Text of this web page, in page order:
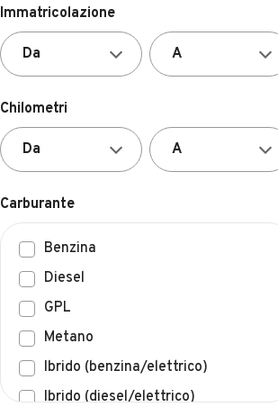
Immatricolazione
Chilometri
Carburante
Benzina
Diesel
GPL
Metano
Ibrido (benzina/elettrico)
Ibrido (diesel/elettrico)